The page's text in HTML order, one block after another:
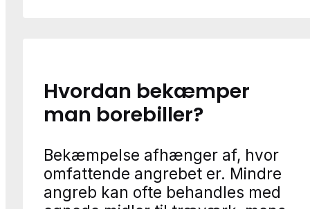
Hvordan bekæmper
man borebiller?
Bekæmpelse afhænger af, hvor
omfattende angrebet er. Mindre
angreb kan ofte behandles med